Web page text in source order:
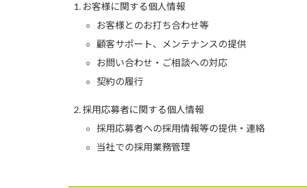
お客様に関する個人情報
お客様とのお打ち合わせ等
顧客サポート、メンテナンスの提供
お問い合わせ・ご相談への対応
契約の履行
採用応募者に関する個人情報
採用応募者への採用情報等の提供・連絡
当社での採用業務管理